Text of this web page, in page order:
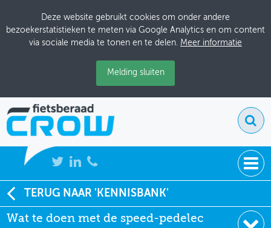
Deze website gebruikt cookies om onder andere
bezoekerstatistieken te meten via Google Analytics en om content
via sociale media te tonen en te delen. Meer informatie
Melding sluiten
NIEUWS
BIJEENKOMSTEN
TERUG NAAR 'KENNISBANK'
Wat te doen met de speed-pedelec
Soort:
Nieuws Fietsberaad
Datum:
21-12-2016